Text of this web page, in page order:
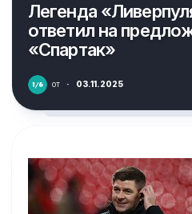
Легенда
ответил на
«Спартак»
от · 03.11.2025